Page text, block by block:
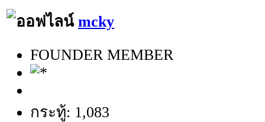
mcky
FOUNDER MEMBER
กระทู้: 1,083